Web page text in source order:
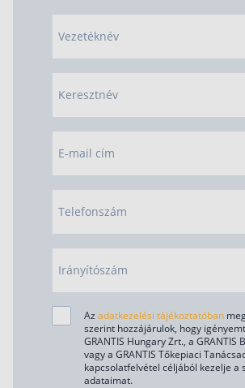
Vezetéknév
Keresztnév
E-mail cím
Telefonszám
Irányítószám
Az adatkezelési tájékoztatóban
szerint hozzájárulok, hogy
GRANTIS Hungary Zrt., a GRANTIS
vagy a GRANTIS Tőkepiaci
kapcsolatfelvétel céljából kezelje a
adataimat.